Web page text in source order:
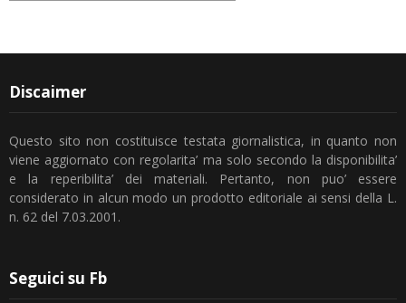
Discaimer
Questo sito non costituisce testata giornalistica, in quanto non
viene aggiornato con regolarita’ ma solo secondo la disponibilita’
e la reperibilita’ dei materiali. Pertanto, non puo’ essere
considerato in alcun modo un prodotto editoriale ai sensi della L.
n. 62 del 7.03.2001.
Seguici su Fb